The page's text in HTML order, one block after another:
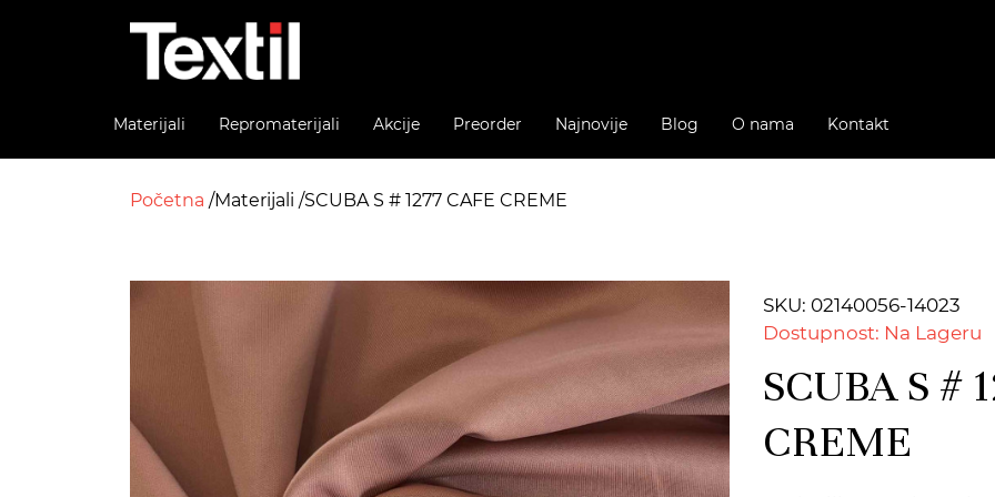
Materijali Repromaterijali Akcije Preorder Najnovije Blog O nama Kontakt
Početna Materijali SCUBA S # 1277 CAFE CREME
SKU: 02140056-14023
Dostupnost: Na Lageru
SCUBA S #
CREME